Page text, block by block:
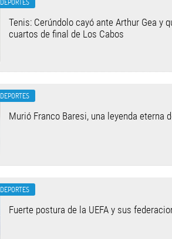
DEPORTES
Tenis: Cerúndolo cayó ante Arthur Gea y
cuartos de final de Los Cabos
DEPORTES
Murió Franco Baresi, una leyenda eterna
DEPORTES
Fuerte postura de la UEFA y sus